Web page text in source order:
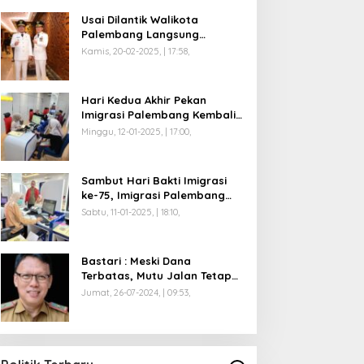
Usai Dilantik Walikota
Palembang Langsung
Mengikuti Retreat di
Kamis, 20-02-2025, | 17:58,
Hari Kedua Akhir Pekan
Imigrasi Palembang Kembali
Dilayani
Minggu, 12-01-2025, | 17:00,
Sambut Hari Bakti Imigrasi
ke-75, Imigrasi Palembang
Buka Paspor Simpatik Akhir
Sabtu, 11-01-2025, | 18:10,
Bastari : Meski Dana
Terbatas, Mutu Jalan Tetap
Diprioritaskan !
Jumat, 26-07-2024, | 09:53,